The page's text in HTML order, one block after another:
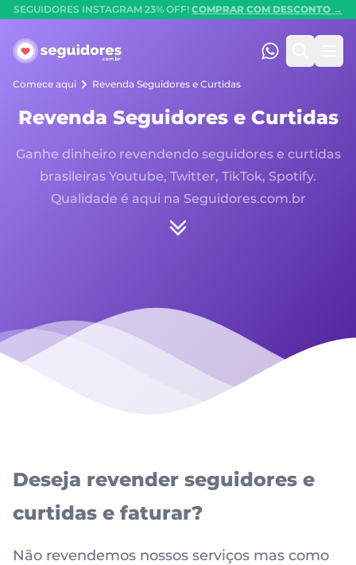
SEGUIDORES INSTAGRAM 23% OFF! COMPRAR COM DESCONTO →
Seguidores.com.br
(47) 99247-
Comece aqui Revenda Seguidores e Curtidas
Revenda Seguidores e Curtidas
Ganhe dinheiro revendendo seguidores e curtidas
brasileiras Youtube, Twitter, TikTok, Spotify.
Qualidade é aqui na Seguidores.com.br
Deseja revender seguidores e
curtidas e faturar?
Não revendemos nossos serviços mas como